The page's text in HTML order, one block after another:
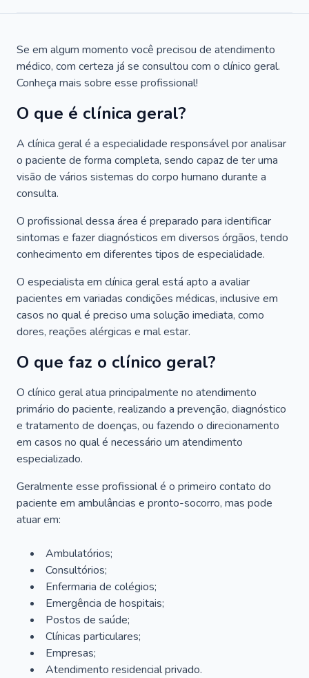
Se em algum momento você precisou de atendimento
médico, com certeza já se consultou com o clínico geral.
Conheça mais sobre esse profissional!
O que é clínica geral?
A clínica geral é a especialidade responsável por analisar
o paciente de forma completa, sendo capaz de ter uma
visão de vários sistemas do corpo humano durante a
consulta.
O profissional dessa área é preparado para identificar
sintomas e fazer diagnósticos em diversos órgãos, tendo
conhecimento em diferentes tipos de especialidade.
O especialista em clínica geral está apto a avaliar
pacientes em variadas condições médicas, inclusive em
casos no qual é preciso uma solução imediata, como
dores, reações alérgicas e mal estar.
O que faz o clínico geral?
O clínico geral atua principalmente no atendimento
primário do paciente, realizando a prevenção, diagnóstico
e tratamento de doenças, ou fazendo o direcionamento
em casos no qual é necessário um atendimento
especializado.
Geralmente esse profissional é o primeiro contato do
paciente em ambulâncias e pronto-socorro, mas pode
atuar em:
Ambulatórios;
Consultórios;
Enfermaria de colégios;
Emergência de hospitais;
Postos de saúde;
Clínicas particulares;
Empresas;
Atendimento residencial privado.